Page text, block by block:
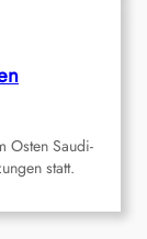
Osten Saudi-
statt.